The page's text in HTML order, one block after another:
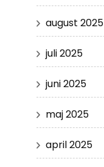
august 2025
juli 2025
juni 2025
maj 2025
april 2025